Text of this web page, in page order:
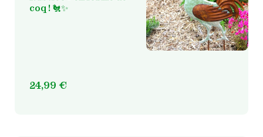
coq ! 🐔✨
24,99 €